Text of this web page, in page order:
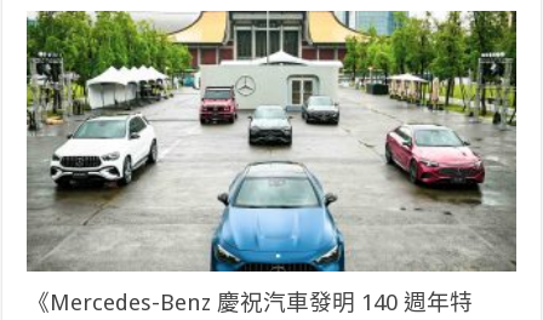
《Mercedes-Benz 慶祝汽車發明 140 週年特